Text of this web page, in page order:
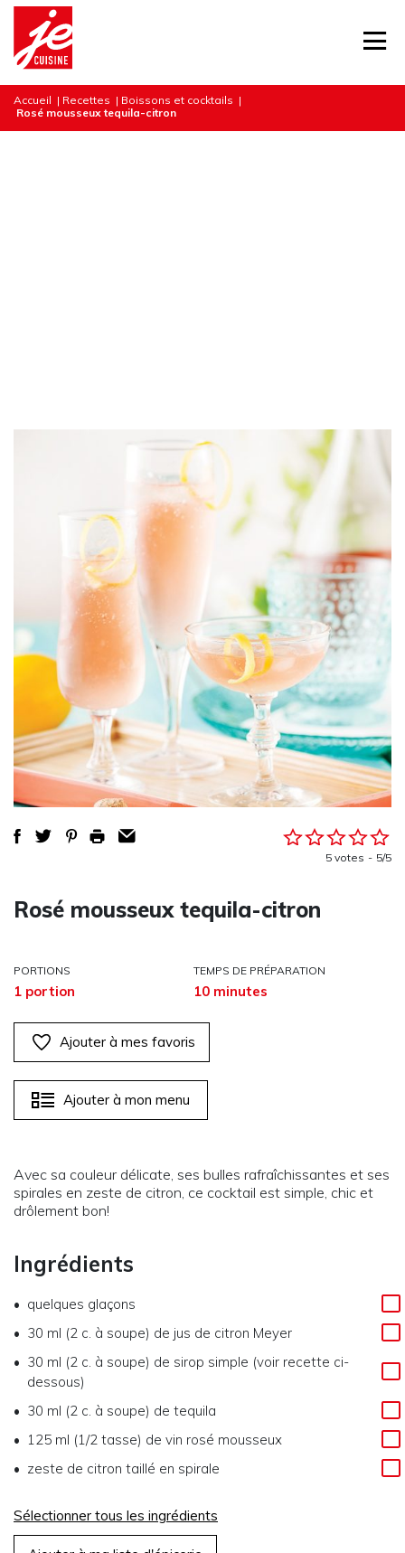
Accueil | Recettes | Boissons et cocktails |
Rosé mousseux tequila-citron
5 votes 5/5
Rosé mousseux tequila-citron
PORTIONS
1 portion
TEMPS DE PRÉPARATION
10 minutes
Ajouter à mes favoris
Ajouter à mon menu
Avec sa couleur délicate, ses bulles rafraîchissantes et ses
spirales en zeste de citron, ce cocktail est simple, chic et
drôlement bon!
Ingrédients
quelques glaçons
30 ml (2 c. à soupe) de jus de citron Meyer
30 ml (2 c. à soupe) de sirop simple (voir recette ci-
dessous)
30 ml (2 c. à soupe) de tequila
125 ml (1/2 tasse) de vin rosé mousseux
zeste de citron taillé en spirale
Sélectionner tous les ingrédients